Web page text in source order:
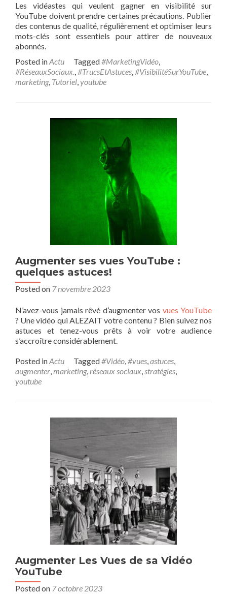
Les vidéastes qui veulent gagner en visibilité sur
YouTube doivent prendre certaines précautions. Publier
des contenus de qualité, régulièrement et optimiser leurs
mots-clés sont essentiels pour attirer de nouveaux
abonnés.
Posted inActu Tagged#MarketingVidéo,
#RéseauxSociaux.,#TrucsEtAstuces,#VisibilitéSurYouTube,
marketing, Tutoriel,youtube
Augmenter ses vues YouTube :
quelques astuces!
Posted on 7 novembre 2023
N’avez-vous jamais rêvé d’augmenter vos vues YouTube
? Une vidéo qui ALEZAIT votre contenu ? Bien suivez nos
astuces et tenez-vous prêts à voir votre audience
s’accroître considérablement.
Posted inActu Tagged#Vidéo,#vues,astuces,
augmenter,marketing,réseaux sociaux,stratégies,
youtube
Augmenter Les Vues de sa Vidéo
YouTube
Posted on 7 octobre 2023